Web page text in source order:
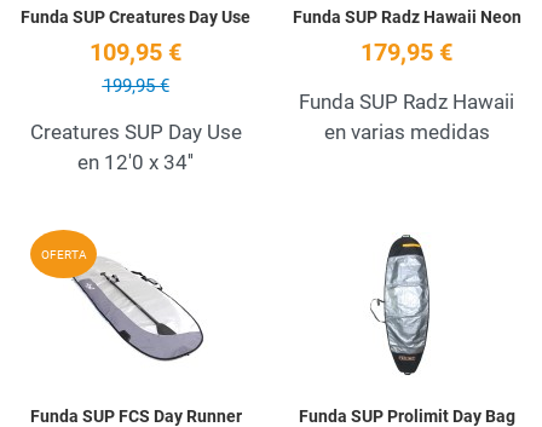
Funda SUP Creatures Day Use
109,95 €
199,95 €
Creatures SUP Day Use
en 12'0 x 34''
Funda SUP Radz Hawaii Neon
179,95 €
Funda SUP Radz Hawaii
en varias medidas
OFERTA Add to Wishlist
Funda SUP FCS Day Runner Funda SUP Prolimit Day Bag